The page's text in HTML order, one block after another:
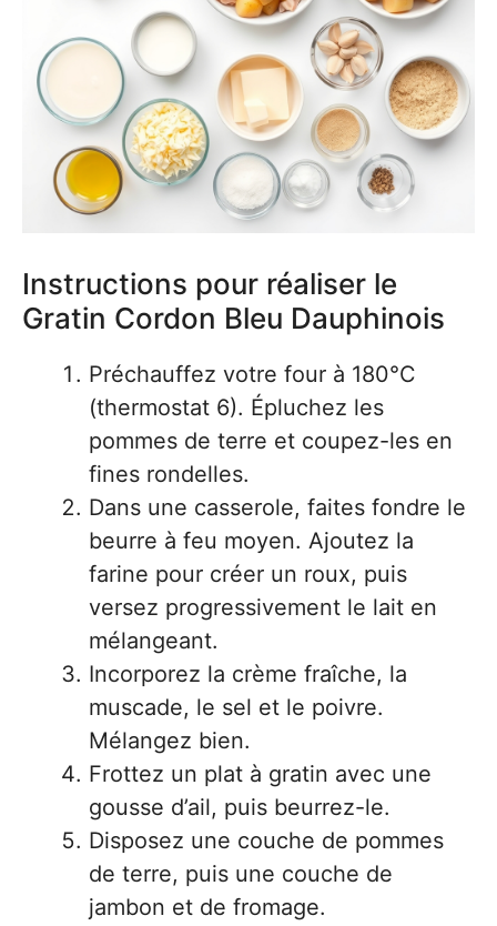
Instructions pour réaliser le
Gratin Cordon Bleu Dauphinois
Préchauffez votre four à 180°C
(thermostat 6). Épluchez les
pommes de terre et coupez-les en
fines rondelles.
Dans une casserole, faites fondre le
beurre à feu moyen. Ajoutez la
farine pour créer un roux, puis
versez progressivement le lait en
mélangeant.
Incorporez la crème fraîche, la
muscade, le sel et le poivre.
Mélangez bien.
Frottez un plat à gratin avec une
gousse d’ail, puis beurrez-le.
Disposez une couche de pommes
de terre, puis une couche de
jambon et de fromage.